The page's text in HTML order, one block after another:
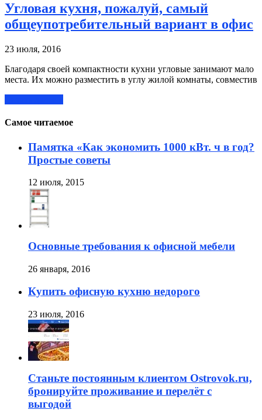
Угловая кухня, пожалуй, самый
общеупотребительный вариант в офис
23 июля, 2016
Благодаря своей компактности кухни угловые занимают мало
места. Их можно разместить в углу жилой комнаты, совместив
Самое читаемое
Памятка «Как экономить 1000 кВт. ч в год?
Простые советы
12 июля, 2015
Основные требования к офисной мебели
26 января, 2016
Купить офисную кухню недорого
23 июля, 2016
Станьте постоянным клиентом Ostrovok.ru,
бронируйте проживание и перелёт с
выгодой